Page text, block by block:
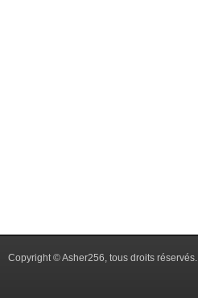
Copyright © Asher256, tous droits réservés.